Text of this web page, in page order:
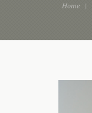
Home